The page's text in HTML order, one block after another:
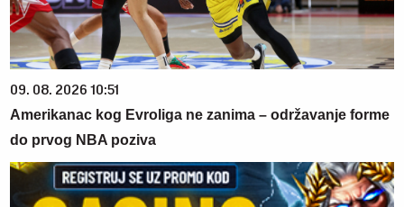
09. 08. 2026 10:51
Amerikanac kog Evroliga ne zanima – održavanje forme
do prvog NBA poziva